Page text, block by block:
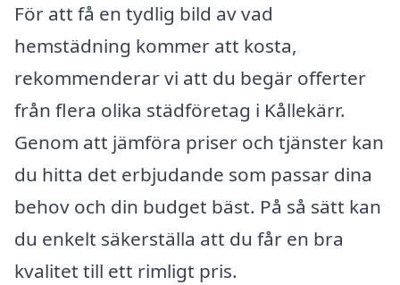
För att få en tydlig bild av vad
hemstädning kommer att kosta,
rekommenderar vi att du begär offerter
från flera olika städföretag i Kållekärr.
Genom att jämföra priser och tjänster kan
du hitta det erbjudande som passar dina
behov och din budget bäst. På så sätt kan
du enkelt säkerställa att du får en bra
kvalitet till ett rimligt pris.